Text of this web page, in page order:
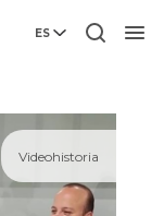
ES
Videohistoria